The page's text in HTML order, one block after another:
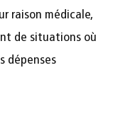
raison médicale,
de situations où
dépenses